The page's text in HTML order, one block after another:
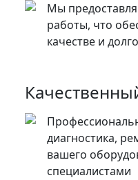
Мы
работы, что
качестве и
диагностика,
вашего
специалистами